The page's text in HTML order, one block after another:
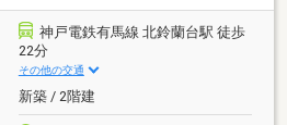
神戸電鉄有馬線 北鈴蘭台駅 徒歩
22分
その他の交通
新築 / 2階建